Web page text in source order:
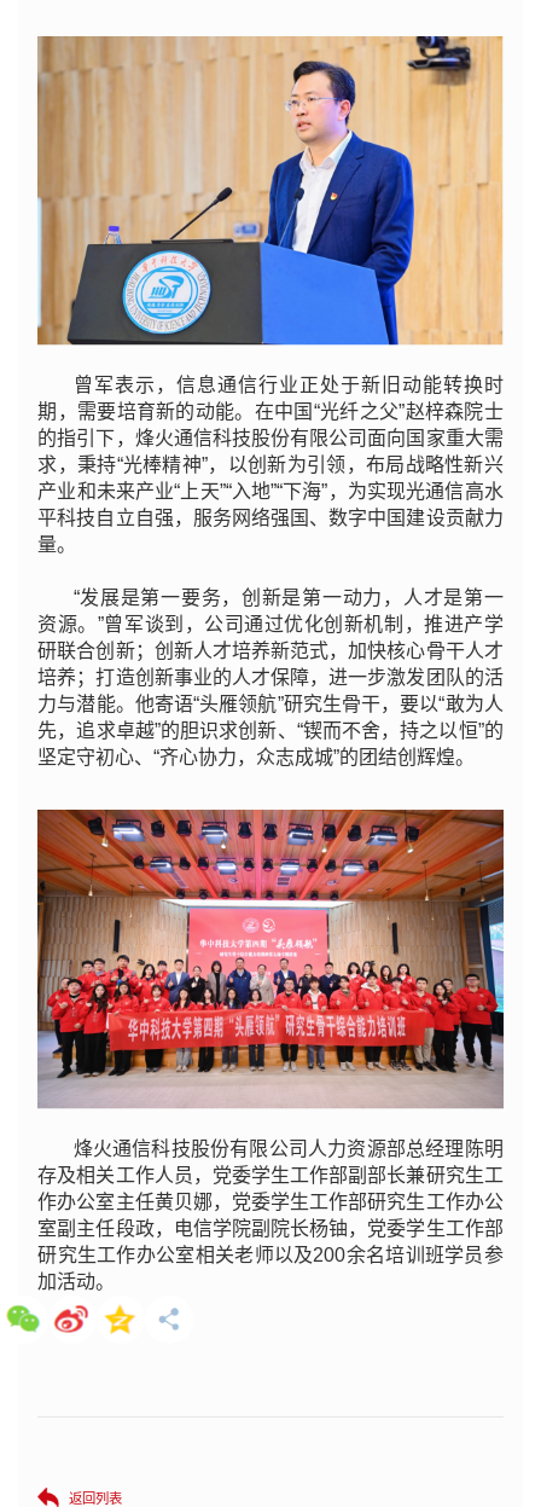
曾军表示，信息通信行业正处于新旧动能转换时
期，需要培育新的动能。在中国“光纤之父”赵梓森院士
的指引下，烽火通信科技股份有限公司面向国家重大需
求，秉持“光棒精神”，以创新为引领，布局战略性新兴
产业和未来产业“上天”“入地”“下海”，为实现光通信高水
平科技自立自强，服务网络强国、数字中国建设贡献力
量。
“发展是第一要务，创新是第一动力，人才是第一
资源。”曾军谈到，公司通过优化创新机制，推进产学
研联合创新；创新人才培养新范式，加快核心骨干人才
培养；打造创新事业的人才保障，进一步激发团队的活
力与潜能。他寄语“头雁领航”研究生骨干，要以“敢为人
先，追求卓越”的胆识求创新、“锲而不舍，持之以恒”的
坚定守初心、“齐心协力，众志成城”的团结创辉煌。
烽火通信科技股份有限公司人力资源部总经理陈明
存及相关工作人员，党委学生工作部副部长兼研究生工
作办公室主任黄贝娜，党委学生工作部研究生工作办公
室副主任段政，电信学院副院长杨铀，党委学生工作部
研究生工作办公室相关老师以及200余名培训班学员参
加活动。
返回列表